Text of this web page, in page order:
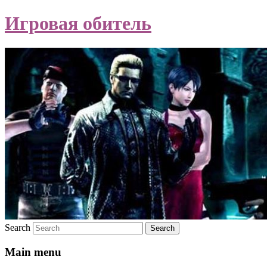
Игровая обитель
Search
Main menu